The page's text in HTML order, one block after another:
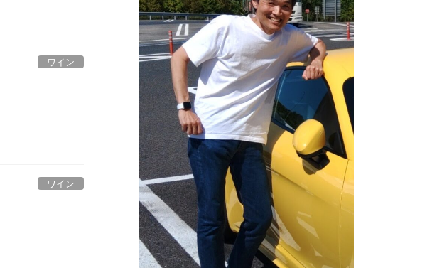
ワイン
ワイン